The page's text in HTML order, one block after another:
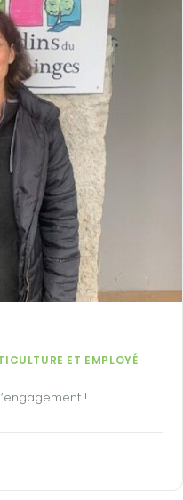
ET EMPLOYÉ
Petite par le gabarit, grande par l’engagement !